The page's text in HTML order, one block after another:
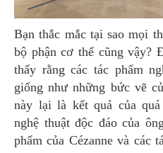
Bạn thắc mắc tại sao mọi thứ không ở đúng vị trí, các
bộ phận cơ thể cũng vậy?
thấy rằng các tác phẩm
giống như những bức vẽ
này lại là kết quả của
nghệ thuật độc đáo của
phẩm của Cézanne và các